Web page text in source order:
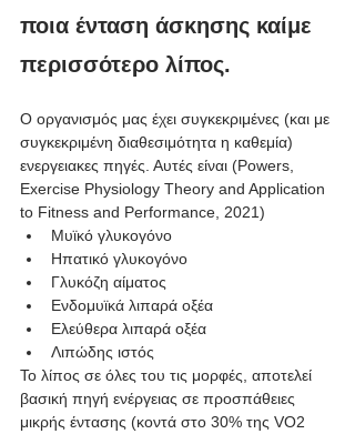
ποια ένταση άσκησης καίμε
περισσότερο λίπος.
Ο οργανισμός μας έχει συγκεκριμένες (και με
συγκεκριμένη διαθεσιμότητα η καθεμία)
ενεργειακες πηγές. Αυτές είναι (Powers,
Exercise Physiology Theory and Application
to Fitness and Performance, 2021)
Μυϊκό γλυκογόνο
Ηπατικό γλυκογόνο
Γλυκόζη αίματος
Ενδομυϊκά λιπαρά οξέα
Ελεύθερα λιπαρά οξέα
Λιπώδης ιστός
Το λίπος σε όλες του τις μορφές, αποτελεί
βασική πηγή ενέργειας σε προσπάθειες
μικρής έντασης (κοντά στο 30% της VO2